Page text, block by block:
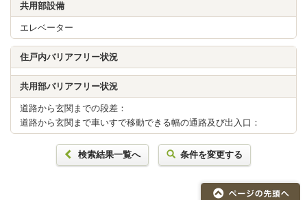
共用部設備
エレベーター
住戸内バリアフリー状況
共用部バリアフリー状況
道路から玄関までの段差：
道路から玄関まで車いすで移動できる幅の通路及び出入口：
検索結果一覧へ 条件を変更する